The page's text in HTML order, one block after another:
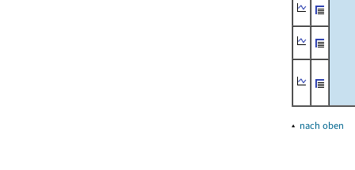
▴ nach oben